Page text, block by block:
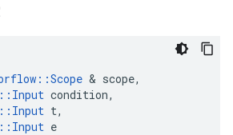
::Scope & scope,
:: Input condition,
:: Input t,
:: Input e